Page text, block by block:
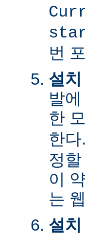
번
설
발
한
한다.
정
이
는
설